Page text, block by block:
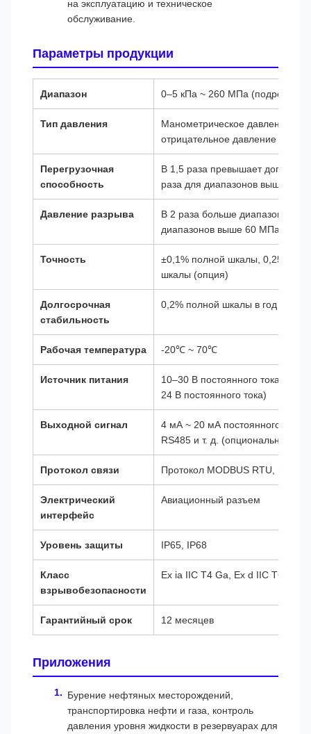
на эксплуатацию и техническое
обслуживание.
Параметры продукции
Диапазон 0–5 кПа ~ 260 МПа (подробнее
Тип давления
Манометрическое давление,
отрицательное давление
Перегрузочная
способность
В 1,5 раза превышает
раза для диапазонов выше 60
Давление разрыва
В 2 раза больше диапазона
диапазонов выше 60 МПа)
Точность
±0,1% полной шкалы, 0,25%
шкалы (опция)
Долгосрочная
стабильность
0,2% полной шкалы в год
Рабочая температура -20℃ ~ 70℃
Источник питания
10–30 В постоянного тока
24 В постоянного тока)
Выходной сигнал
4 мА ~ 20 мА постоянного тока,
RS485 и т. д. (опционально)
Протокол связи Протокол MODBUS RTU,
Электрический
интерфейс
Авиационный разъем
Уровень защиты IP65, IP68
Класс
взрывобезопасности
Ex ia IIC T4 Ga, Ex d IIC T6 Gb,
Гарантийный срок 12 месяцев
Приложения
Бурение нефтяных месторождений,
транспортировка нефти и газа, контроль
давления уровня жидкости в резервуарах для